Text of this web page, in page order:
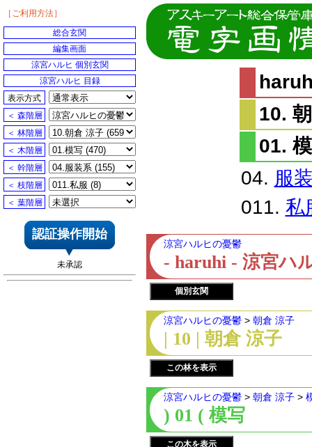
10.
01.
04. 服
011. 私
涼宮ハルヒの憂鬱
- haruhi - 涼宮ハ
個別玄関
涼宮ハルヒの憂鬱 > 朝倉 涼子
| 10 | 朝倉 涼子
この林を表示
涼宮ハルヒの憂鬱 > 朝倉 涼子 >
) 01 ( 模写
この木を表示
［ご利用方法］
総合玄関
編集画面
涼宮ハルヒ 個別玄関
涼宮ハルヒ 目録
表示方式
＜ 森階層
＜ 林階層
＜ 木階層
＜ 幹階層
＜ 枝階層
＜ 葉階層
認証操作開始
未承認